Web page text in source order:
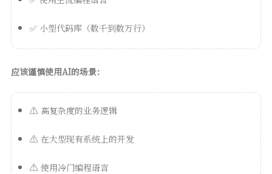
✅ 小型代码库（数千到数万行）
应该谨慎使用AI的场景：
⚠️ 高复杂度的业务逻辑
⚠️ 在大型现有系统上的开发
⚠️ 使用冷门编程语言